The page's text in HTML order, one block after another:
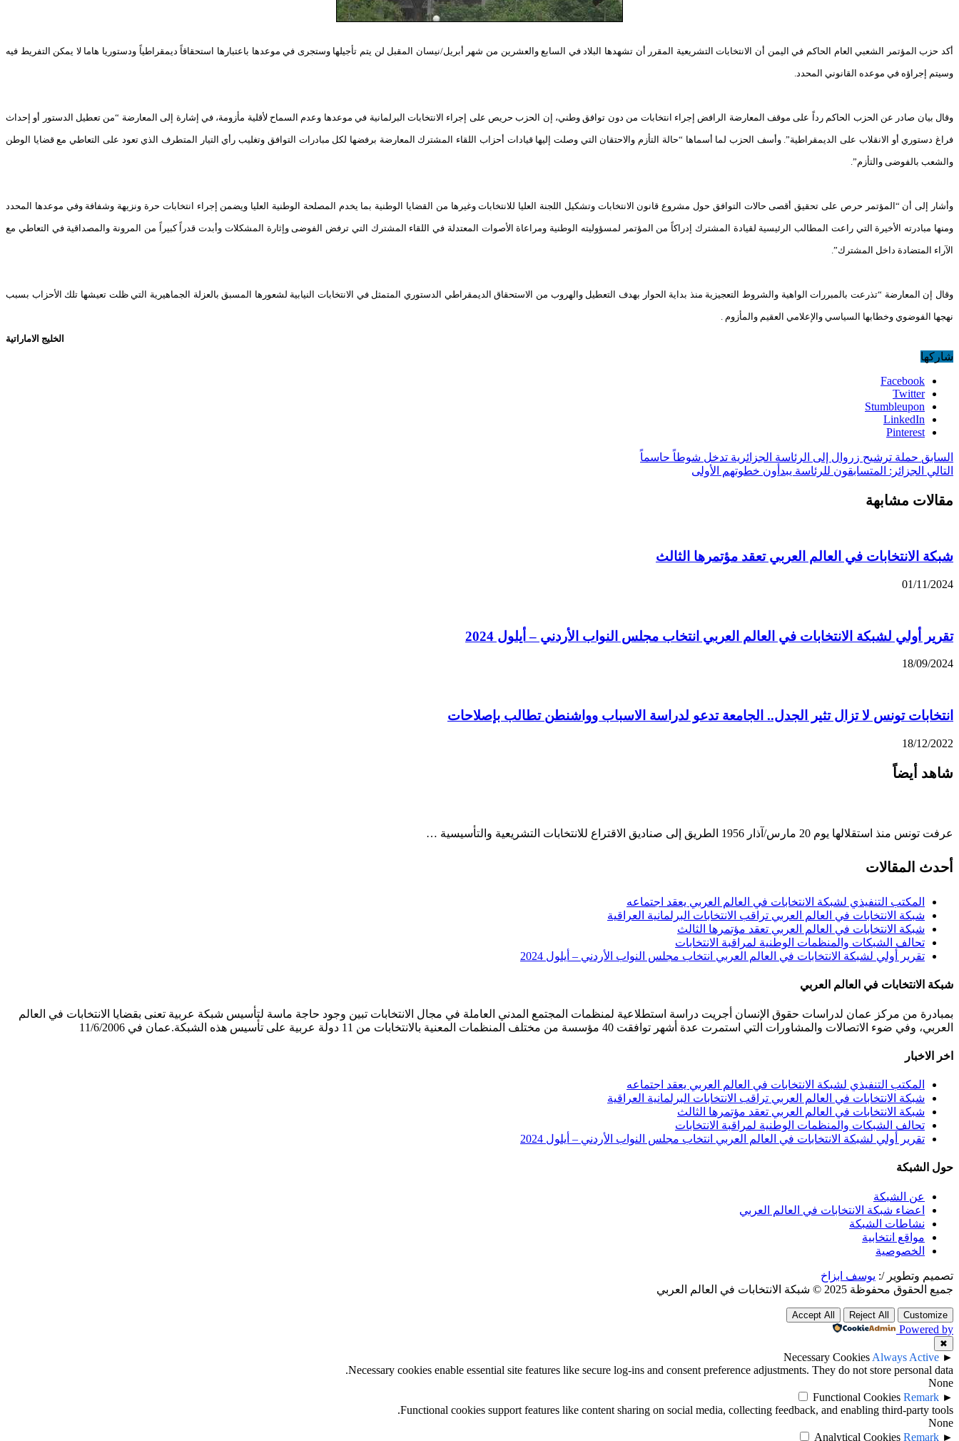
أكد حزب المؤتمر الشعبي العام الحاكم في اليمن أن الانتخابات التشريعية المقرر أن تشهدها البلاد في السابع والعشرين من شهر أبريل/نيسان المقبل لن يتم تأجيلها وستجرى في موعدها باعتبارها استحقاقاً ديمقراطياً ودستوريا هاما لا يمكن التفريط فيه
وسيتم إجراؤه في موعده القانوني المحدد.
وقال بيان صادر عن الحزب الحاكم رداً على موقف المعارضة الرافض إجراء انتخابات من دون توافق وطني، إن الحزب حريص على إجراء الانتخابات البرلمانية في موعدها وعدم السماح لأقلية مأزومة، في إشارة إلى المعارضة “من تعطيل الدستور أو إحداث
فراغ دستوري أو الانقلاب على الديمقراطية”. وأسف الحزب لما أسماها “حالة التأزم والاحتقان التي وصلت إليها قيادات أحزاب اللقاء المشترك المعارضة برفضها لكل مبادرات التوافق وتغليب رأي التيار المتطرف الذي تعود على التعاطي مع قضايا الوطن
والشعب بالفوضى والتأزم”.
وأشار إلى أن “المؤتمر حرص على تحقيق أقصى حالات التوافق حول مشروع قانون الانتخابات وتشكيل اللجنة العليا للانتخابات وغيرها من القضايا الوطنية بما يخدم المصلحة الوطنية العليا ويضمن إجراء انتخابات حرة ونزيهة وشفافة وفي موعدها المحدد
ومنها مبادرته الأخيرة التي راعت المطالب الرئيسية لقيادة المشترك إدراكاً من المؤتمر لمسؤوليته الوطنية ومراعاة الأصوات المعتدلة في اللقاء المشترك التي ترفض الفوضى وإثارة المشكلات وأبدت قدراً كبيراً من المرونة والمصداقية في التعاطي مع
الآراء المتضادة داخل المشترك”.
وقال إن المعارضة “تذرعت بالمبررات الواهية والشروط التعجيزية منذ بداية الحوار بهدف التعطيل والهروب من الاستحقاق الديمقراطي الدستوري المتمثل في الانتخابات النيابية لشعورها المسبق بالعزلة الجماهيرية التي ظلت تعيشها تلك الأحزاب بسبب
نهجها الفوضوي وخطابها السياسي والإعلامي العقيم والمأزوم .
الخليج الاماراتية
شاركها
Facebook
Twitter
Stumbleupon
LinkedIn
Pinterest
السابق حملة ترشيح زروال إلى الرئاسة الجزائرية تدخل شوطاً حاسماً
التالي الجزائر: المتسابقون للرئاسة يبدأون خطوتهم الأولى
مقالات مشابهة
شبكة الانتخابات في العالم العربي تعقد مؤتمرها الثالث
01/11/2024
تقرير أولي لشبكة الانتخابات في العالم العربي انتخاب مجلس النواب الأردني – أيلول 2024
18/09/2024
انتخابات تونس لا تزال تثير الجدل.. الجامعة تدعو لدراسة الاسباب وواشنطن تطالب بإصلاحات
18/12/2022
شاهد أيضاً
عرفت تونس منذ استقلالها يوم 20 مارس/آذار 1956 الطريق إلى صناديق الاقتراع للانتخابات التشريعية والتأسيسية …
أحدث المقالات
المكتب التنفيذي لشبكة الانتخابات في العالم العربي يعقد اجتماعه
شبكة الانتخابات في العالم العربي تراقب الانتخابات البرلمانية العراقية
شبكة الانتخابات في العالم العربي تعقد مؤتمرها الثالث
تحالف الشبكات والمنظمات الوطنية لمراقبة الانتخابات
تقرير أولي لشبكة الانتخابات في العالم العربي انتخاب مجلس النواب الأردني – أيلول 2024
شبكة الانتخابات في العالم العربي
بمبادرة من مركز عمان لدراسات حقوق الإنسان أجريت دراسة استطلاعية لمنظمات المجتمع المدني العاملة في مجال الانتخابات تبين وجود حاجة ماسة لتأسيس شبكة عربية تعنى بقضايا الانتخابات في العالم
العربي، وفي ضوء الاتصالات والمشاورات التي استمرت عدة أشهر توافقت 40 مؤسسة من مختلف المنظمات المعنية بالانتخابات من 11 دولة عربية على تأسيس هذه الشبكة.عمان في 11/6/2006
اخر الاخبار
المكتب التنفيذي لشبكة الانتخابات في العالم العربي يعقد اجتماعه
شبكة الانتخابات في العالم العربي تراقب الانتخابات البرلمانية العراقية
شبكة الانتخابات في العالم العربي تعقد مؤتمرها الثالث
تحالف الشبكات والمنظمات الوطنية لمراقبة الانتخابات
تقرير أولي لشبكة الانتخابات في العالم العربي انتخاب مجلس النواب الأردني – أيلول 2024
حول الشبكة
عن الشبكة
اعضاء شبكة الانتخابات في العالم العربي
نشاطات الشبكة
مواقع انتخابية
الخصوصية
تصميم وتطوير /: يوسف ابزاخ
جميع الحقوق محفوظة 2025 © شبكة الانتخابات في العالم العربي
Customize
Reject All
Accept All
Powered by
✖
►
Necessary Cookies Always Active
Necessary cookies enable essential site features like secure log-ins and consent preference adjustments. They do not store personal data.
None
►
Functional Cookies Remark
Functional cookies support features like content sharing on social media, collecting feedback, and enabling third-party tools.
None
►
Analytical Cookies Remark